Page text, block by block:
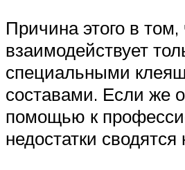
Причина этого в
взаимодействует
специальными
составами. Если же
помощью к
недостатки сводятся